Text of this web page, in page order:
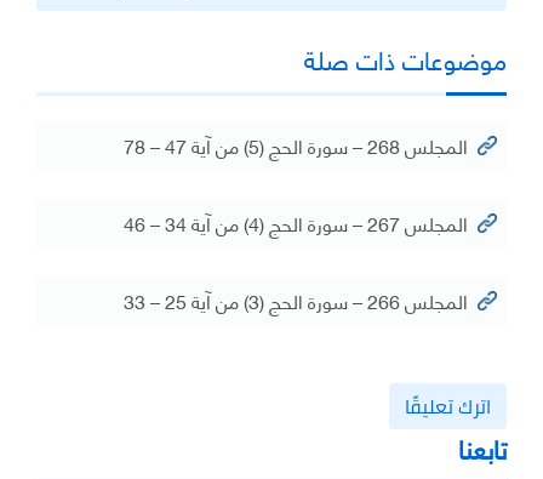
موضوعات ذات صلة
المجلس 268 – سورة الحج (5) من آية 47 – 78
المجلس 267 – سورة الحج (4) من آية 34 – 46
المجلس 266 – سورة الحج (3) من آية 25 – 33
اترك تعليقًا
تابعنا